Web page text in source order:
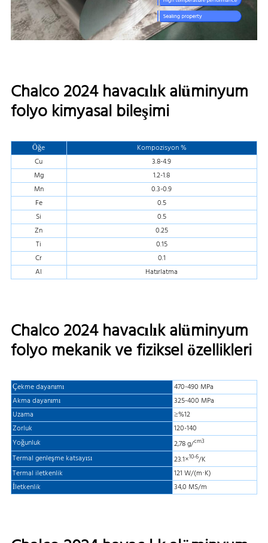
Chalco 2024 havacılık alüminyum
folyo kimyasal bileşimi
Öğe
Kompozisyon %
Cu
3.8-4.9
Mg
1.2-1.8
Mn
0.3-0.9
Fe
0.5
Si
0.5
Zn
0.25
Ti
0.15
Cr
0.1
Al
Hatırlatma
Chalco 2024 havacılık alüminyum
folyo mekanik ve fiziksel özellikleri
Çekme dayanımı
470-490 MPa
Akma dayanımı
325-400 MPa
Uzama
≥%12
Zorluk
120-140
Yoğunluk
2,78 g/cm3
Termal genleşme katsayısı 23.1×10-6/K
Termal iletkenlik
121 W/(m·K)
İletkenlik
34,0 MS/m